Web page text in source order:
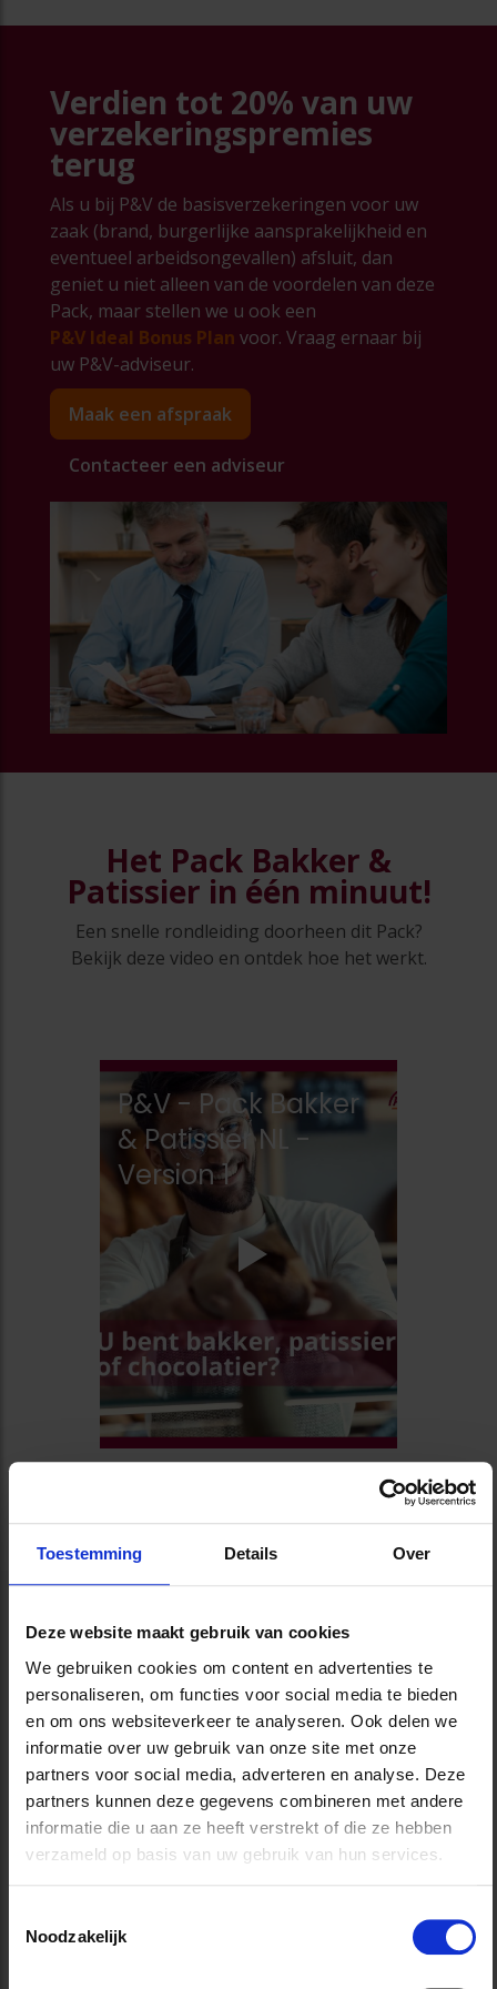
Toestemming Details Over
Deze website maakt gebruik van cookies
We gebruiken cookies om content en advertenties te
personaliseren, om functies voor social media te bieden
en om ons websiteverkeer te analyseren. Ook delen we
informatie over uw gebruik van onze site met onze
partners voor social media, adverteren en analyse. Deze
partners kunnen deze gegevens combineren met andere
informatie die u aan ze heeft verstrekt of die ze hebben
verzameld op basis van uw gebruik van hun services.
Noodzakelijk
Verdien tot 20% van uw
verzekeringspremies
terug
Als u bij P&V de basisverzekeringen voor uw
zaak (brand, burgerlijke aansprakelijkheid en
eventueel arbeidsongevallen) afsluit, dan
geniet u niet alleen van de voordelen van deze
Pack, maar stellen we u ook een
P&V Ideal Bonus Plan voor. Vraag ernaar bij
uw P&V-adviseur.
Maak een afspraak
Contacteer een adviseur
Het Pack Bakker &
Patissier in één minuut!
Een snelle rondleiding doorheen dit Pack?
Bekijk deze video en ontdek hoe het werkt.
Uitsluitingen
Opgelet: niet al uw beroepsrisico’s zijn
verzekerd in het Pack Bakker & Patissier en in
de producten P&V Ideal Property, P&V Ideal
Liability en P&V Ideal Accidents. Lees dus zeker
zowel de bijzondere voorwaarden als de
algemene voorwaarden van deze producten. En
bij twijfel:
contacteer uw P&V-adviseur
(onder andere):